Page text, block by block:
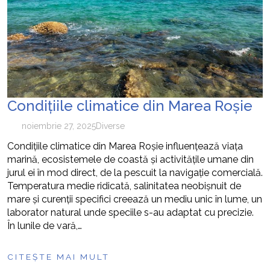
cum pot fi prevenite
Condițiile climatice din Marea Roșie
noiembrie 27, 2025Diverse
Condițiile climatice din Marea Roșie influențează viața
marină, ecosistemele de coastă și activitățile umane din
jurul ei în mod direct, de la pescuit la navigație comercială.
Temperatura medie ridicată, salinitatea neobișnuit de
mare și curenții specifici creează un mediu unic în lume, un
laborator natural unde speciile s-au adaptat cu precizie.
În lunile de vară,…
CITEȘTE MAI MULT